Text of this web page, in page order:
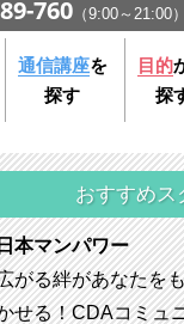
760 （9:00～21:00）
通信講座を
探す
目的
探
おすすめス
本マンパワー
がる絆があなたを
せる！CDAコミュ